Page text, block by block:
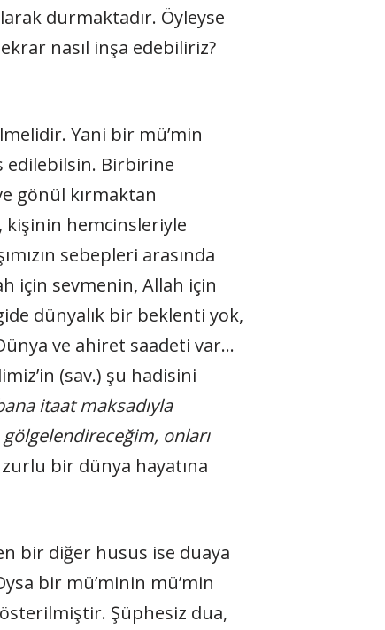
durmaktadır. Öyleyse
nasıl inşa edebiliriz?
Yani bir mü’min
edilebilsin. Birbirine
gönül kırmaktan
kişinin hemcinsleriyle
sebepleri arasında
için sevmenin, Allah için
dünyalık bir beklenti yok,
ve ahiret saadeti var…
(sav.) şu hadisini
itaat maksadıyla
onları
bir dünya hayatına
bir diğer husus ise duaya
bir mü’minin mü’min
Şüphesiz dua,